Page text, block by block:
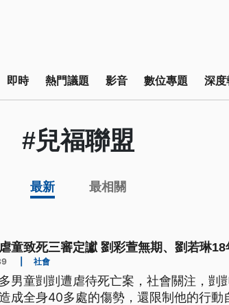
即時 熱門議題 影音 數位專題 深度
#兒福聯盟
最新 最相關
童致死三審定讞 劉彩萱無期、劉若琳18
社會
男童剴剴遭虐待死亡案，社會關注，剴
成全身40多處的傷勢，還限制他的行